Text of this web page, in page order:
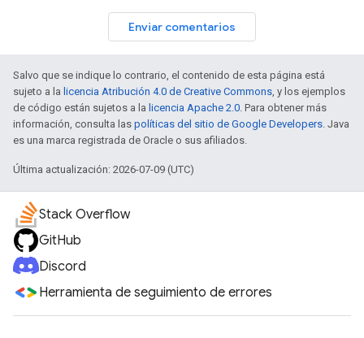
Enviar comentarios
Salvo que se indique lo contrario, el contenido de esta página está
sujeto a la licencia Atribución 4.0 de Creative Commons, y los ejemplos
de código están sujetos a la licencia Apache 2.0. Para obtener más
información, consulta las políticas del sitio de Google Developers. Java
es una marca registrada de Oracle o sus afiliados.
Última actualización: 2026-07-09 (UTC)
Stack Overflow
GitHub
Discord
Herramienta de seguimiento de errores